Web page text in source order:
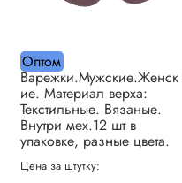
Оптом
Варежки.Мужские.Женск
ие. Материал верха:
Текстильные. Вязаные.
Внутри мех.12 шт в
упаковке, разные цвета.
Цена за штутку: